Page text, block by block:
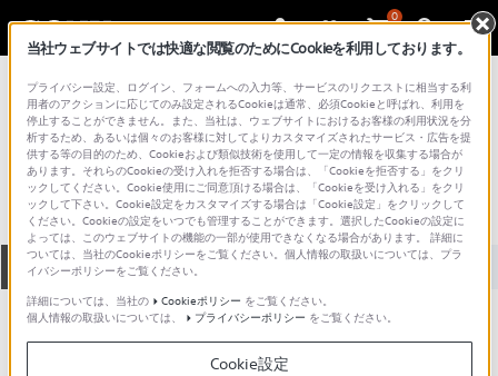
0
総合サポート・お問い合わせ その他のポータブルミュージックプレーヤー
DD-100
全て ダウンロード 取扱説明書 Q&A
当社ウェブサイトでは快適な閲覧のためにCookieを利用しております。
プライバシー設定、ログイン、フォームへの入力等、サービスのリクエストに相当する利
用者のアクションに応じてのみ設定されるCookieは通常、必須Cookieと呼ばれ、利用を
停止することができません。また、当社は、ウェブサイトにおけるお客様の利用状況を分
析するため、あるいは個々のお客様に対してよりカスタマイズされたサービス・広告を提
供する等の目的のため、Cookieおよび類似技術を使用して一定の情報を収集する場合が
あります。それらのCookieの受け入れを拒否する場合は、「Cookieを拒否する」をクリ
ックしてください。Cookie使用にご同意頂ける場合は、「Cookieを受け入れる」をクリ
ックして下さい。Cookie設定をカスタマイズする場合は「Cookie設定」をクリックして
ください。Cookieの設定をいつでも管理することができます。選択したCookieの設定に
よっては、このウェブサイトの機能の一部が使用できなくなる場合があります。 詳細に
ついては、当社のCookieポリシーをご覧ください。個人情報の取扱いについては、プラ
イバシーポリシーをご覧ください。
詳細については、当社の
Cookieポリシー をご覧ください。
個人情報の取扱いについては、
プライバシーポリシー をご覧ください。
Cookie設定